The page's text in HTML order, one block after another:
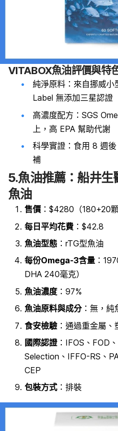
VITABOX魚油評價與特
純淨原料：來自挪威小
Label 無添加三星認證
高濃度配方：SGS
上，高 EPA 幫助代謝
科學實證：食用 8 週
補
5.魚油推薦：船井
魚油
售價 ：$4280（180+20
每日平均花費 ：$42.8
魚油型態 ：rTG型魚油
每份Omega-3含量 ：
DHA 240毫克）
魚油濃度 ：97%
魚油原料與成分：無，純
食安檢驗 ： 通過重金屬、
國際認證： IFOS、FOD
Selection、IFFO-RS、
CEP
包裝方式 ：排裝